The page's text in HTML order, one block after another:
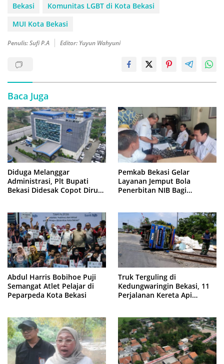
Bekasi
Komunitas LGBT di Kota Bekasi
MUI Kota Bekasi
Penulis: Sufi P.A Editor: Yuyun Wahyuni
Baca Juga
Diduga Melanggar
Administrasi, Plt Bupati
Bekasi Didesak Copot Dirum
Pemkab Bekasi Gelar
Layanan Jemput Bola
Penerbitan NIB Bagi
Abdul Harris Bobihoe Puji
Semangat Atlet Pelajar di
Peparpeda Kota Bekasi
Truk Terguling di
Kedungwaringin Bekasi, 11
Perjalanan Kereta Api